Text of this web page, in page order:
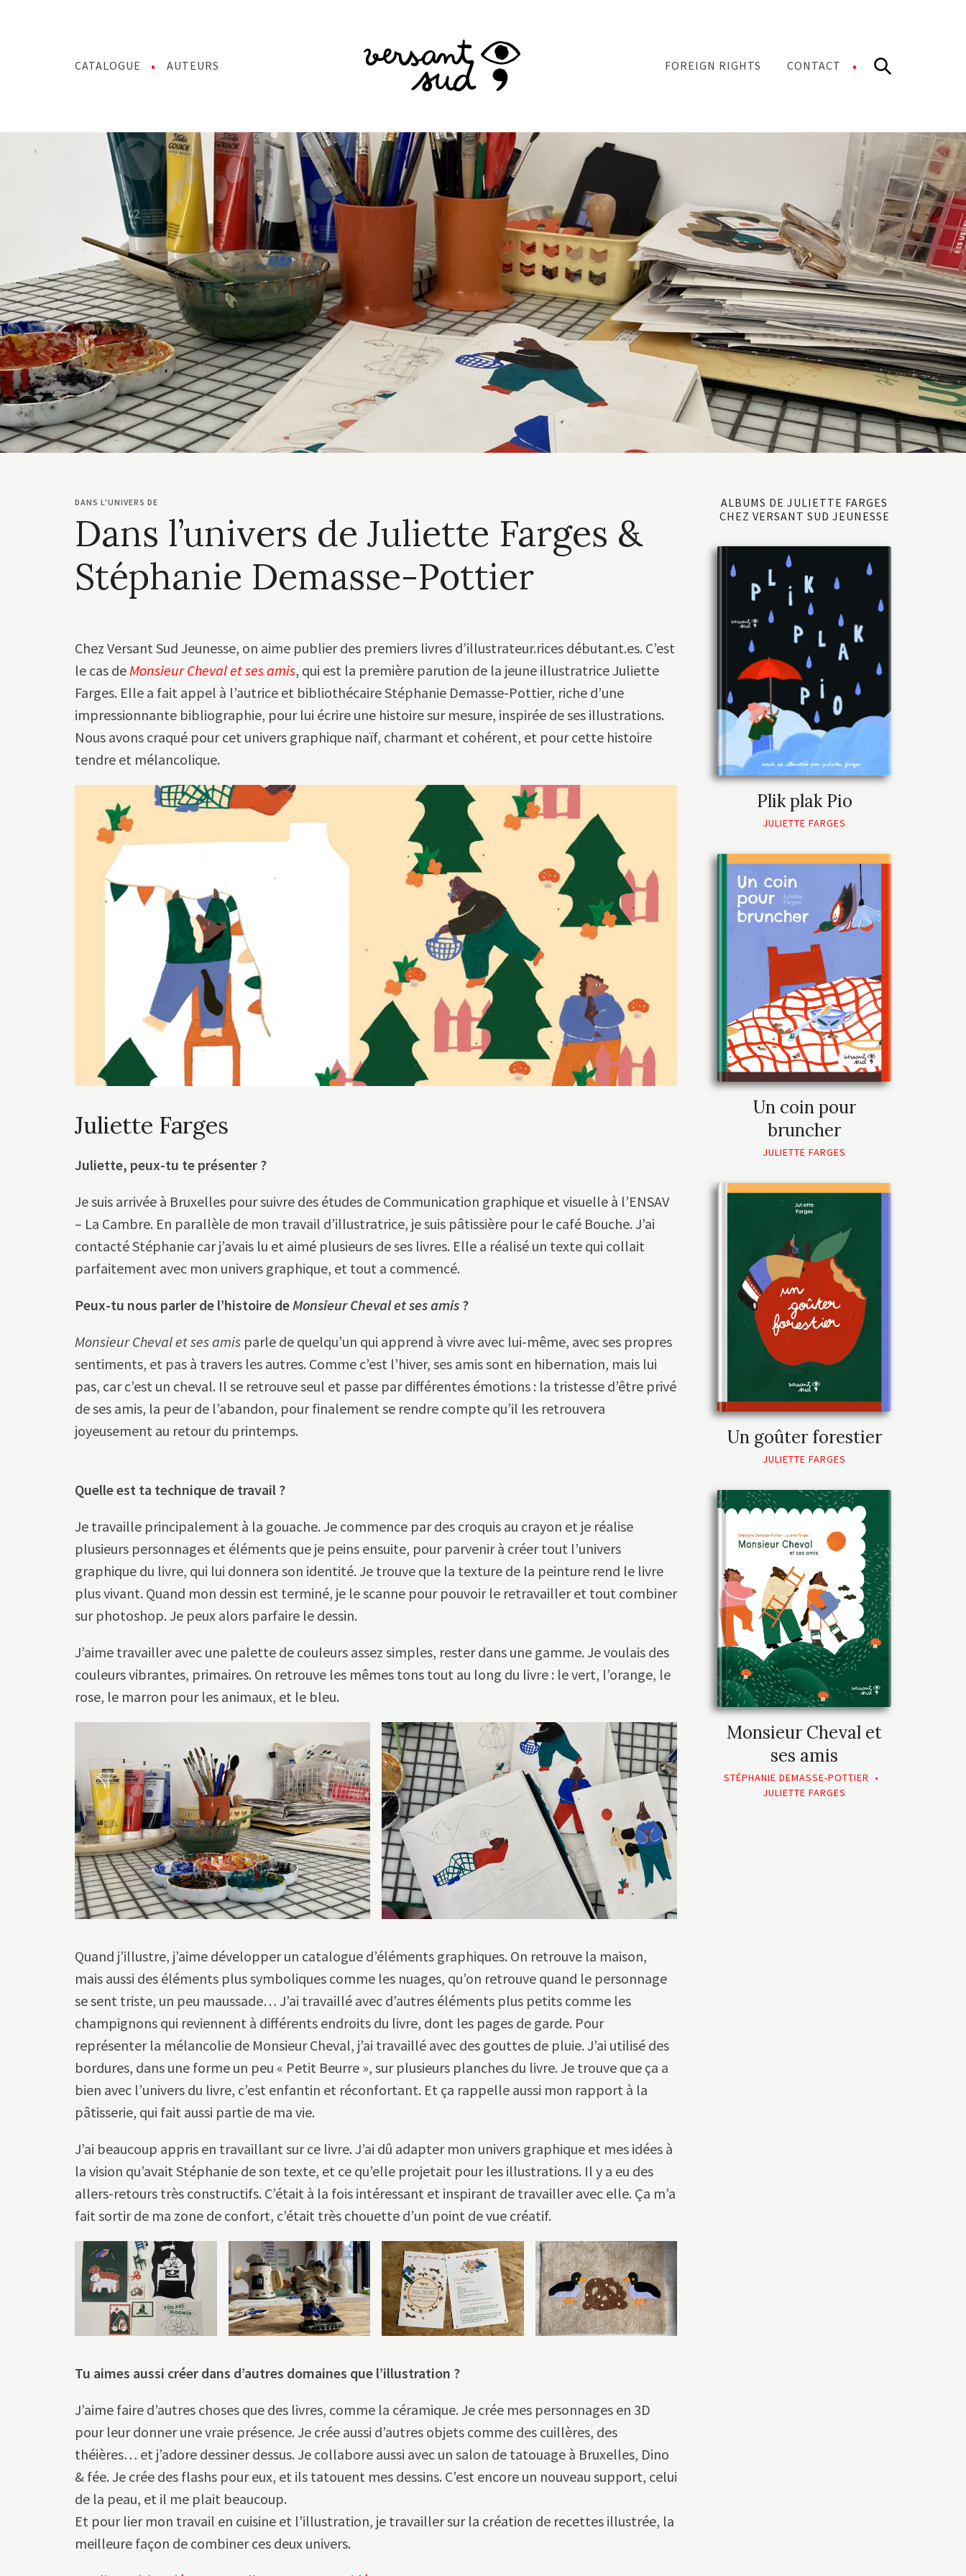
CATALOGUE AUTEURS FOREIGN RIGHTS CONTACT
DANS L'UNIVERS DE
Dans l’univers de Juliette Farges &
Stéphanie Demasse-Pottier
Chez Versant Sud Jeunesse, on aime publier des premiers livres d’illustrateur.rices débutant.es. C’est
le cas deMonsieur Cheval et ses amis, qui est la première parution de la jeune illustratrice Juliette
Farges. Elle a fait appel à l’autrice et bibliothécaire Stéphanie Demasse-Pottier, riche d’une
impressionnante bibliographie, pour lui écrire une histoire sur mesure, inspirée de ses illustrations.
Nous avons craqué pour cet univers graphique naïf, charmant et cohérent, et pour cette histoire
tendre et mélancolique.
Juliette Farges
Juliette, peux-tu te présenter ?
Je suis arrivée à Bruxelles pour suivre des études de Communication graphique et visuelle à l’ENSAV
– La Cambre. En parallèle de mon travail d’illustratrice, je suis pâtissière pour le café Bouche. J’ai
contacté Stéphanie car j’avais lu et aimé plusieurs de ses livres. Elle a réalisé un texte qui collait
parfaitement avec mon univers graphique, et tout a commencé.
Peux-tu nous parler de l’histoire deMonsieur Cheval et ses amis ?
Monsieur Cheval et ses amis parle de quelqu’un qui apprend à vivre avec lui-même, avec ses propres
sentiments, et pas à travers les autres. Comme c’est l’hiver, ses amis sont en hibernation, mais lui
pas, car c’est un cheval. Il se retrouve seul et passe par différentes émotions : la tristesse d’être privé
de ses amis, la peur de l’abandon, pour finalement se rendre compte qu’il les retrouvera
joyeusement au retour du printemps.
Quelle est ta technique de travail ?
Je travaille principalement à la gouache. Je commence par des croquis au crayon et je réalise
plusieurs personnages et éléments que je peins ensuite, pour parvenir à créer tout l’univers
graphique du livre, qui lui donnera son identité. Je trouve que la texture de la peinture rend le livre
plus vivant. Quand mon dessin est terminé, je le scanne pour pouvoir le retravailler et tout combiner
sur photoshop. Je peux alors parfaire le dessin.
J’aime travailler avec une palette de couleurs assez simples, rester dans une gamme. Je voulais des
couleurs vibrantes, primaires. On retrouve les mêmes tons tout au long du livre : le vert, l’orange, le
rose, le marron pour les animaux, et le bleu.
Quand j’illustre, j’aime développer un catalogue d’éléments graphiques. On retrouve la maison,
mais aussi des éléments plus symboliques comme les nuages, qu’on retrouve quand le personnage
se sent triste, un peu maussade… J’ai travaillé avec d’autres éléments plus petits comme les
champignons qui reviennent à différents endroits du livre, dont les pages de garde. Pour
représenter la mélancolie de Monsieur Cheval, j’ai travaillé avec des gouttes de pluie. J’ai utilisé des
bordures, dans une forme un peu « Petit Beurre », sur plusieurs planches du livre. Je trouve que ça a
bien avec l’univers du livre, c’est enfantin et réconfortant. Et ça rappelle aussi mon rapport à la
pâtisserie, qui fait aussi partie de ma vie.
J’ai beaucoup appris en travaillant sur ce livre. J’ai dû adapter mon univers graphique et mes idées à
la vision qu’avait Stéphanie de son texte, et ce qu’elle projetait pour les illustrations. Il y a eu des
allers-retours très constructifs. C’était à la fois intéressant et inspirant de travailler avec elle. Ça m’a
fait sortir de ma zone de confort, c’était très chouette d’un point de vue créatif.
Tu aimes aussi créer dans d’autres domaines que l’illustration ?
J’aime faire d’autres choses que des livres, comme la céramique. Je crée mes personnages en 3D
pour leur donner une vraie présence. Je crée aussi d’autres objets comme des cuillères, des
théières… et j’adore dessiner dessus. Je collabore aussi avec un salon de tatouage à Bruxelles, Dino
& fée. Je crée des flashs pour eux, et ils tatouent mes dessins. C’est encore un nouveau support, celui
de la peau, et il me plait beaucoup.
Et pour lier mon travail en cuisine et l’illustration, je travailler sur la création de recettes illustrée, la
meilleure façon de combiner ces deux univers.
ALBUMS DE JULIETTE FARGES
CHEZ VERSANT SUD JEUNESSE
Plik plak Pio
JULIETTE FARGES
Un coin pour
bruncher
JULIETTE FARGES
Un goûter forestier
JULIETTE FARGES
Monsieur Cheval et
ses amis
STÉPHANIE DEMASSE-POTTIER
•
JULIETTE FARGES